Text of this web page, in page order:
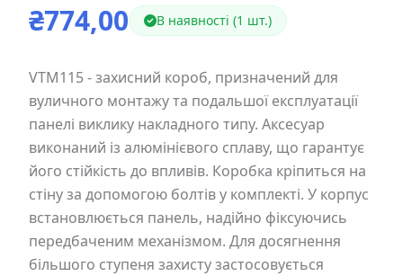
₴774,00 В наявності (1 шт.)
VTM115 - захисний короб, призначений для
вуличного монтажу та подальшої експлуатації
панелі виклику накладного типу. Аксесуар
виконаний із алюмінієвого сплаву, що гарантує
його стійкість до впливів. Коробка кріпиться на
стіну за допомогою болтів у комплекті. У корпус
встановлюється панель, надійно фіксуючись
передбаченим механізмом. Для досягнення
більшого ступеня захисту застосовується